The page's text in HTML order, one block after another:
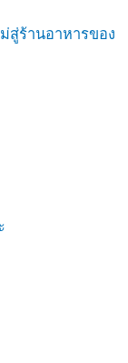
สู่ร้านอาหารของ